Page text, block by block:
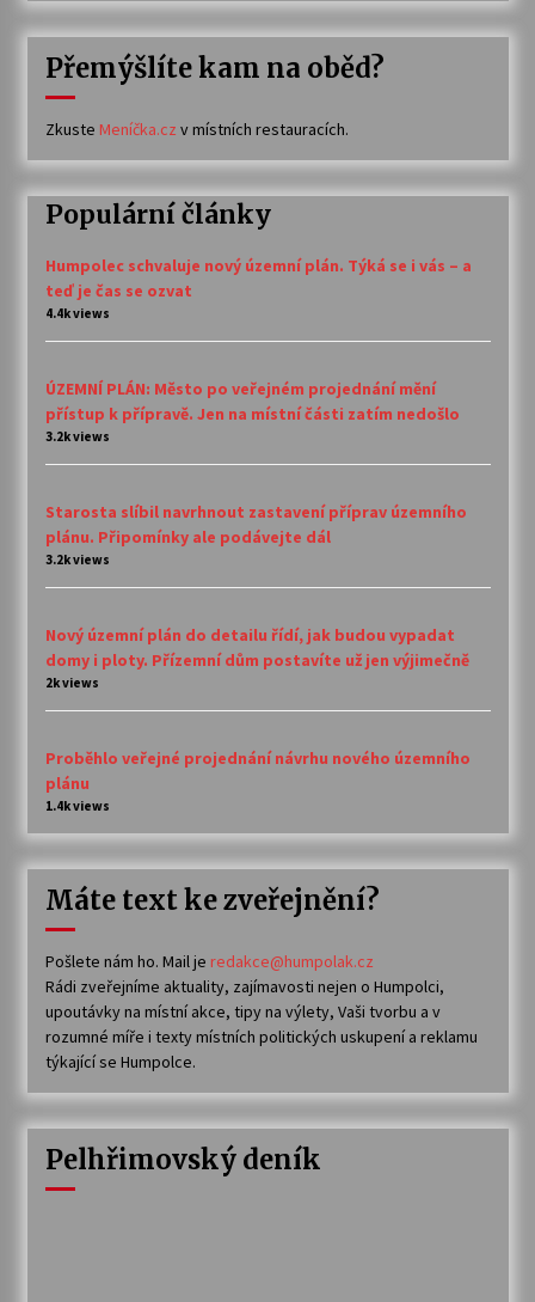
Přemýšlíte kam na oběd?
Zkuste Meníčka.cz v místních restauracích.
Populární články
Humpolec schvaluje nový územní plán. Týká se i vás – a
teď je čas se ozvat
4.4k views
ÚZEMNÍ PLÁN: Město po veřejném projednání mění
přístup k přípravě. Jen na místní části zatím nedošlo
3.2k views
Starosta slíbil navrhnout zastavení příprav územního
plánu. Připomínky ale podávejte dál
3.2k views
Nový územní plán do detailu řídí, jak budou vypadat
domy i ploty. Přízemní dům postavíte už jen výjimečně
2k views
Proběhlo veřejné projednání návrhu nového územního
plánu
1.4k views
Máte text ke zveřejnění?
Pošlete nám ho. Mail je redakce@humpolak.cz
Rádi zveřejníme aktuality, zajímavosti nejen o Humpolci,
upoutávky na místní akce, tipy na výlety, Vaši tvorbu a v
rozumné míře i texty místních politických uskupení a reklamu
týkající se Humpolce.
Pelhřimovský deník